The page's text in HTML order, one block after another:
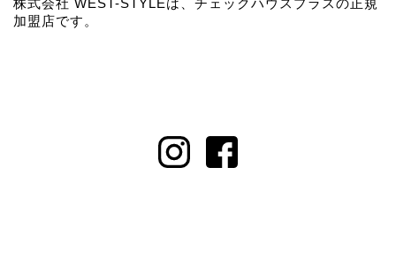
加盟店です。